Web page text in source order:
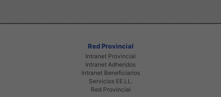
Red Provincial
Intranet Provincial
Intranet Adheridos
Intranet Beneficiarios
Servicios EE.LL.
Red Provincial